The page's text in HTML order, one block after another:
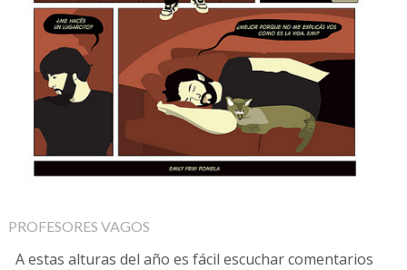
PROFESORES VAGOS
A estas alturas del año es fácil escuchar comentarios